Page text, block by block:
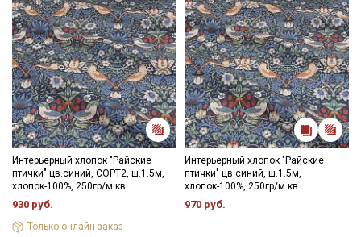
Интерьерный хлопок "Райские
птички" цв.синий, СОРТ2, ш.1.5м,
хлопок-100%, 250гр/м.кв
930 руб.
Только онлайн-заказ
Интерьерный хлопок "Райские
птички" цв.синий, ш.1.5м,
хлопок-100%, 250гр/м.кв
970 руб.